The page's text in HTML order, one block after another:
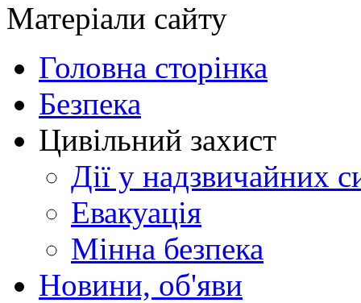
Матеріали сайту
Головна сторінка
Безпека
Цивільний захист
Дії у надзвичайних
Евакуація
Мінна безпека
Новини, об'яви